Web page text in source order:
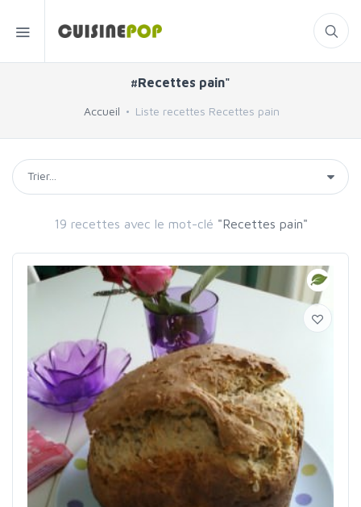
#Recettes pain"
Accueil Liste recettes Recettes pain
19 recettes avec le mot-clé "Recettes pain"